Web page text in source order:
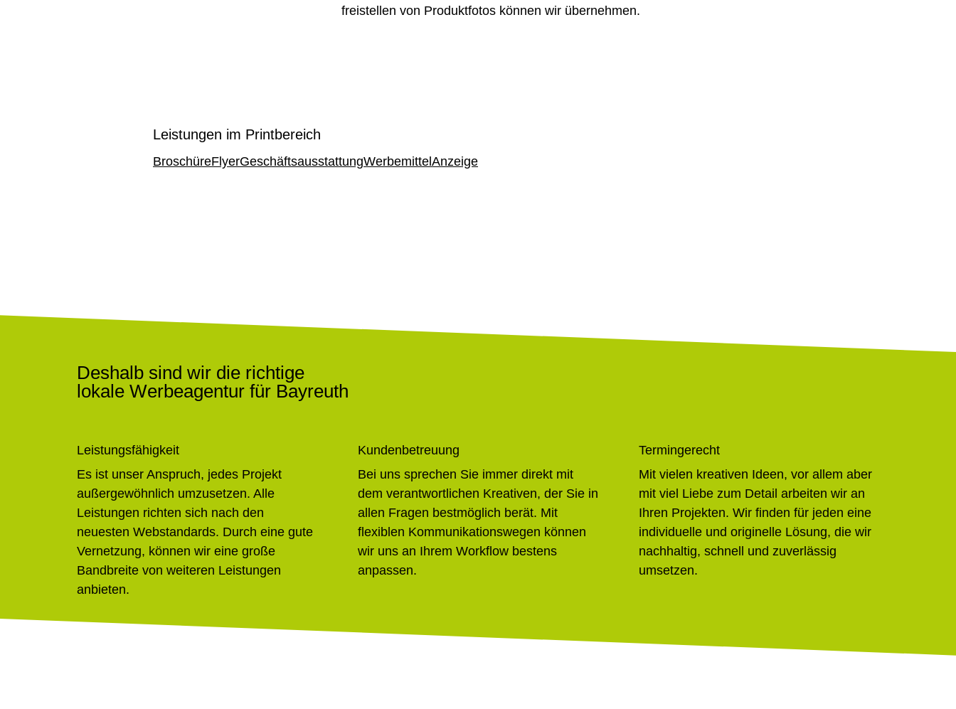
freistellen von Produktfotos können wir übernehmen.
Leistungen im Printbereich
BroschüreFlyerGeschäftsausstattungWerbemittelAnzeige
Deshalb sind wir die richtige
lokale Werbeagentur für Bayreuth
Leistungsfähigkeit
Es ist unser Anspruch, jedes Projekt
außergewöhnlich umzusetzen. Alle
Leistungen richten sich nach den
neuesten Webstandards. Durch eine gute
Vernetzung, können wir eine große
Bandbreite von weiteren Leistungen
anbieten.
Kundenbetreuung
Bei uns sprechen Sie immer direkt mit
dem verantwortlichen Kreativen, der Sie in
allen Fragen bestmöglich berät. Mit
flexiblen Kommunikationswegen können
wir uns an Ihrem Workflow bestens
anpassen.
Termingerecht
Mit vielen kreativen Ideen, vor allem aber
mit viel Liebe zum Detail arbeiten wir an
Ihren Projekten. Wir finden für jeden eine
individuelle und originelle Lösung, die wir
nachhaltig, schnell und zuverlässig
umsetzen.